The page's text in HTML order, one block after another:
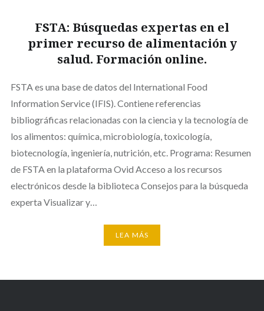
FSTA: Búsquedas expertas en el
primer recurso de alimentación y
salud. Formación online.
FSTA es una base de datos del International Food
Information Service (IFIS). Contiene referencias
bibliográficas relacionadas con la ciencia y la tecnología de
los alimentos: química, microbiología, toxicología,
biotecnología, ingeniería, nutrición, etc. Programa: Resumen
de FSTA en la plataforma Ovid Acceso a los recursos
electrónicos desde la biblioteca Consejos para la búsqueda
experta Visualizar y…
LEA MÁS